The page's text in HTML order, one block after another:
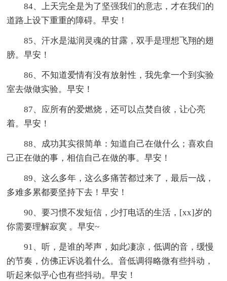
84、上天完全是为了坚强我们的意志，才在我们的
道路上设下重重的障碍。早安！
85、汗水是滋润灵魂的甘露，双手是理想飞翔的翅
膀。早安！
86、不知道爱情有没有放射性，我先拿一个到实验
室去做做实验。早安！
87、应所有的爱燃烧，还可以点焚自彼，让心亮
着。早安！
88、成功其实很简单：知道自己在做什么；喜欢自
己正在做的事，相信自己在做的事。早安！
89、这么多年，这么多痛苦都过来了，最后一战，
多难多累都要坚持下去！早安！
90、要习惯不发短信，少打电话的生活，[xx]岁的
你需要理解寂寞 。早安~
91、听，是谁的琴声，如此凄凉，低调的音，缓慢
的节奏，仿佛正诉说着什么。音低调得略微有些抖动，
听起来似乎心也有些抖动。早安！